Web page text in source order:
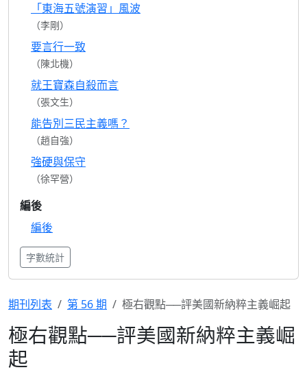
「東海五號演習」風波
（李剛）
要言行一致
（陳北機）
就王寶森自殺而言
（張文生）
能告別三民主義嗎？
（趙自強）
強硬與保守
（徐罕營）
編後
編後
字數統計
期刊列表 第 56 期 極右觀點──評美國新納粹主義崛起
極右觀點──評美國新納粹主義崛
起